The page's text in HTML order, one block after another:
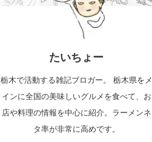
たいちょー
栃木で活動する雑記ブロガー。 栃木県をメ
インに全国の美味しいグルメを食べて、お
店や料理の情報を中心に紹介。ラーメンネ
タ率が非常に高めです。